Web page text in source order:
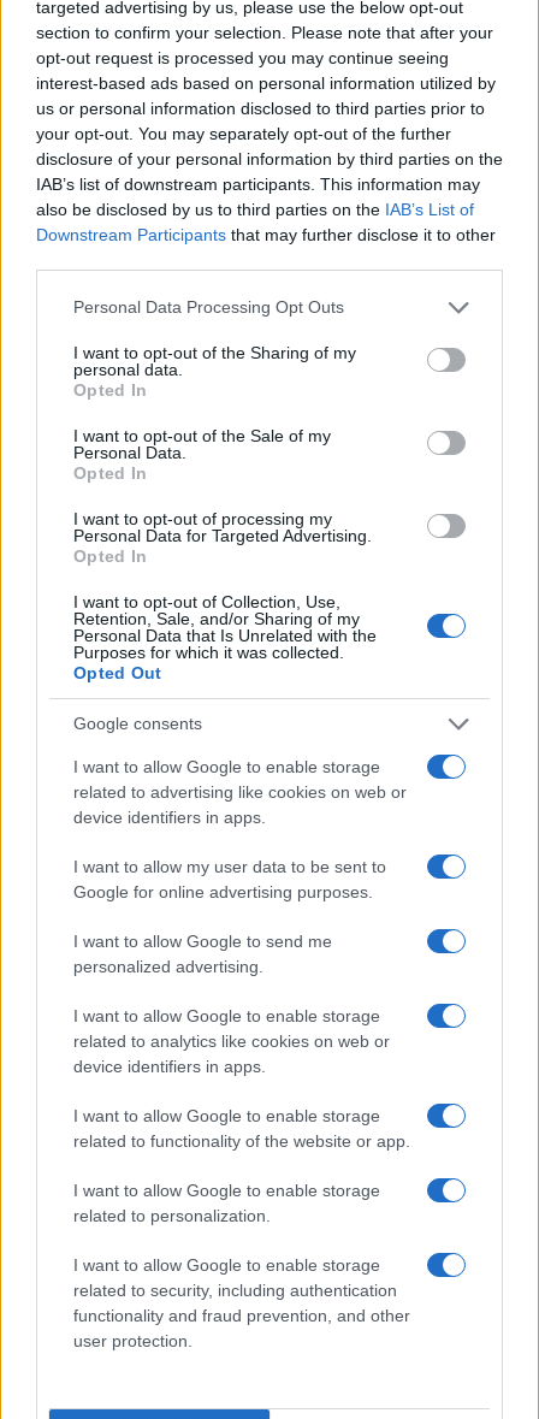
targeted advertising by us, please use the below opt-out
section to confirm your selection. Please note that after your
opt-out request is processed you may continue seeing
interest-based ads based on personal information utilized by
us or personal information disclosed to third parties prior to
your opt-out. You may separately opt-out of the further
disclosure of your personal information by third parties on the
IAB’s list of downstream participants. This information may
also be disclosed by us to third parties on the IAB’s List of
Downstream Participants that may further disclose it to other
Please note that this website/app uses one or more Google
not limited to your visit or usage behaviour. You may click to
grant or deny consent to Google and its third-party tags to
use your data for below specified purposes in below Google
consent section.
Personal Data Processing Opt Outs
I want to opt-out of the Sharing of my
personal data.
Opted In
I want to opt-out of the Sale of my
Personal Data.
Opted In
I want to opt-out of processing my
Personal Data for Targeted Advertising.
Opted In
I want to opt-out of Collection, Use,
Retention, Sale, and/or Sharing of my
Personal Data that Is Unrelated with the
Purposes for which it was collected.
Opted Out
Google consents
I want to allow Google to enable storage
related to advertising like cookies on web or
device identifiers in apps.
I want to allow my user data to be sent to
Google for online advertising purposes.
I want to allow Google to send me
personalized advertising.
I want to allow Google to enable storage
related to analytics like cookies on web or
device identifiers in apps.
I want to allow Google to enable storage
related to functionality of the website or app.
I want to allow Google to enable storage
related to personalization.
I want to allow Google to enable storage
related to security, including authentication
functionality and fraud prevention, and other
user protection.
Continua a leggere
NEWS
Papa Leone XIV incontra i giovani ad Assisi: il richiamo
alla pace e alla solidarietà
Luca Bellini · 1 Ago 2026
NEWS